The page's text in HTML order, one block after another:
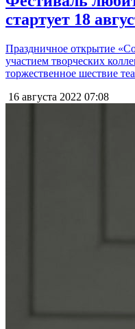
стартует 18
Праздничное открытие
участием творческих
торжественное шествие
16 августа 2022 07:08